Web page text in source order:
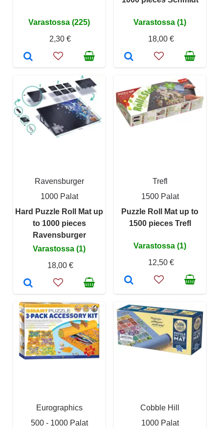
Varastossa (225)
2,30 €
Varastossa (1)
18,00 €
Ravensburger
1000 Palat
Hard Puzzle Roll Mat up
to 1000 pieces
Ravensburger
Varastossa (1)
18,00 €
Trefl
1500 Palat
Puzzle Roll Mat up to
1500 pieces Trefl
Varastossa (1)
12,50 €
Eurographics
500 - 1000 Palat
Cobble Hill
1000 Palat